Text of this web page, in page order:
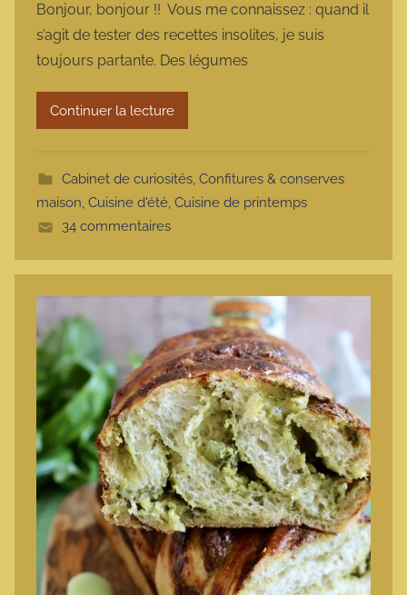
m
a
r
m
t
e
Bonjour, bonjour !! Vous me connaissez : quand il
s’agit de tester des recettes insolites, je suis
toujours partante. Des légumes
Continuer la lecture
Cabinet de curiosités, Confitures & conserves
maison, Cuisine d'été, Cuisine de printemps
34 commentaires